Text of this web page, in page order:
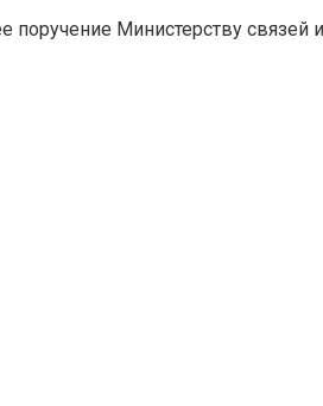
поручение Министерству